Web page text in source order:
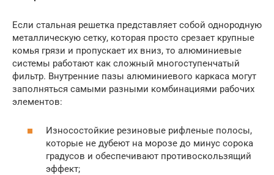
Если стальная решетка представляет собой однородную
металлическую сетку, которая просто срезает крупные
комья грязи и пропускает их вниз, то алюминиевые
системы работают как сложный многоступенчатый
фильтр. Внутренние пазы алюминиевого каркаса могут
заполняться самыми разными комбинациями рабочих
элементов:
Износостойкие резиновые рифленые полосы,
которые не дубеют на морозе до минус сорока
градусов и обеспечивают противоскользящий
эффект;